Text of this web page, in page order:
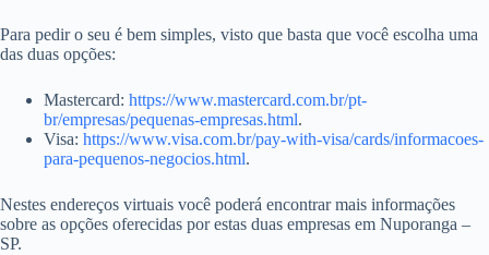
Para pedir o seu é bem simples, visto que basta que você escolha uma
das duas opções:
Mastercard: https://www.mastercard.com.br/pt-
br/empresas/pequenas-empresas.html.
Visa: https://www.visa.com.br/pay-with-visa/cards/informacoes-
para-pequenos-negocios.html.
Nestes endereços virtuais você poderá encontrar mais informações
sobre as opções oferecidas por estas duas empresas em Nuporanga –
SP.